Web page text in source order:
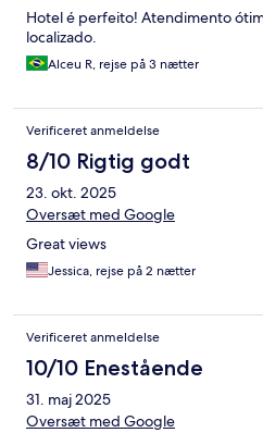
Hotel é perfeito! Atendimento
localizado.
Alceu R, rejse på 3 nætter
Verificeret anmeldelse
8/10 Rigtig godt
23. okt. 2025
Oversæt med Google
Great views
Jessica, rejse på 2 nætter
Verificeret anmeldelse
10/10 Enestående
31. maj 2025
Oversæt med Google